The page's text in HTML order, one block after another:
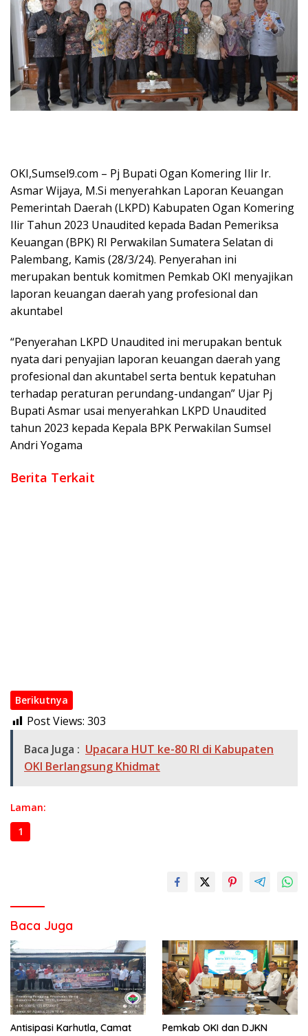
OKI,Sumsel9.com – Pj Bupati Ogan Komering Ilir Ir.
Asmar Wijaya, M.Si menyerahkan Laporan Keuangan
Pemerintah Daerah (LKPD) Kabupaten Ogan Komering
Ilir Tahun 2023 Unaudited kepada Badan Pemeriksa
Keuangan (BPK) RI Perwakilan Sumatera Selatan di
Palembang, Kamis (28/3/24). Penyerahan ini
merupakan bentuk komitmen Pemkab OKI menyajikan
laporan keuangan daerah yang profesional dan
akuntabel
“Penyerahan LKPD Unaudited ini merupakan bentuk
nyata dari penyajian laporan keuangan daerah yang
profesional dan akuntabel serta bentuk kepatuhan
terhadap peraturan perundang-undangan” Ujar Pj
Bupati Asmar usai menyerahkan LKPD Unaudited
tahun 2023 kepada Kepala BPK Perwakilan Sumsel
Andri Yogama
Berita Terkait
Berikutnya
Post Views: 303
Baca Juga : Upacara HUT ke-80 RI di Kabupaten
OKI Berlangsung Khidmat
Laman:
1
Baca Juga
Antisipasi Karhutla, Camat
Pemkab OKI dan DJKN